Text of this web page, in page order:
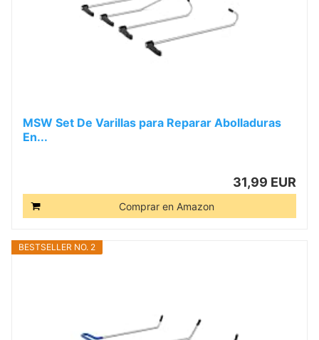
MSW Set De Varillas para Reparar Abolladuras
En...
31,99 EUR
Comprar en Amazon
BESTSELLER NO. 2